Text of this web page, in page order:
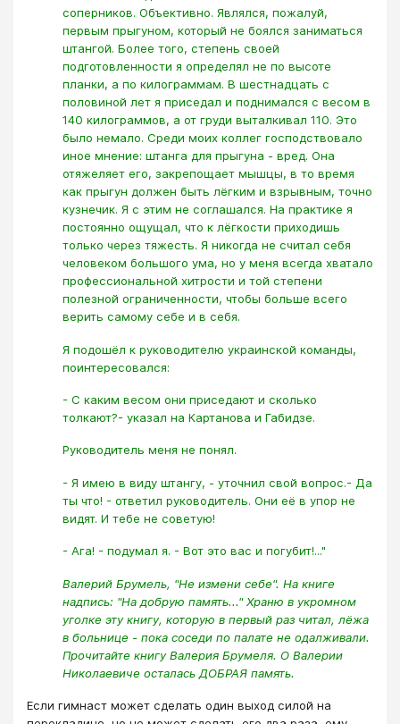
соперников. Объективно. Являлся, пожалуй,
первым прыгуном, который не боялся заниматься
штангой. Более того, степень своей
подготовленности я определял не по высоте
планки, а по килограммам. В шестнадцать с
половиной лет я приседал и поднимался с весом в
140 килограммов, а от груди выталкивал 110. Это
было немало. Среди моих коллег господствовало
иное мнение: штанга для прыгуна - вред. Она
отяжеляет его, закрепощает мышцы, в то время
как прыгун должен быть лёгким и взрывным, точно
кузнечик. Я с этим не соглашался. На практике я
постоянно ощущал, что к лёгкости приходишь
только через тяжесть. Я никогда не считал себя
человеком большого ума, но у меня всегда хватало
профессиональной хитрости и той степени
полезной ограниченности, чтобы больше всего
верить самому себе и в себя.
Я подошёл к руководителю украинской команды,
поинтересовался:
- С каким весом они приседают и сколько
толкают?- указал на Картанова и Габидзе.
Руководитель меня не понял.
- Я имею в виду штангу, - уточнил свой вопрос.- Да
ты что! - ответил руководитель. Они её в упор не
видят. И тебе не советую!
- Ага! - подумал я. - Вот это вас и погубит!..."
Валерий Брумель, "Не измени себе". На книге
надпись: "На добрую память..." Храню в укромном
уголке эту книгу, которую в первый раз читал, лёжа
в больнице - пока соседи по палате не одалживали.
Прочитайте книгу Валерия Брумеля. О Валерии
Николаевиче осталась ДОБРАЯ память.
Если гимнаст может сделать один выход силой на